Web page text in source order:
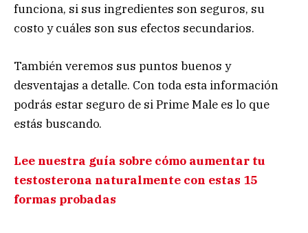
funciona, si sus ingredientes son seguros, su
costo y cuáles son sus efectos secundarios.
También veremos sus puntos buenos y
desventajas a detalle. Con toda esta información
podrás estar seguro de si Prime Male es lo que
estás buscando.
Lee nuestra guía sobre cómo aumentar tu
testosterona naturalmente con estas 15
formas probadas